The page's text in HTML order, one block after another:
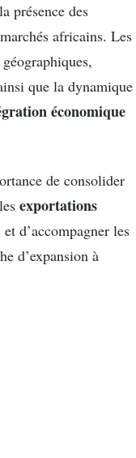
présence des
africains. Les
que la dynamique
économique
de consolider
exportations
d’accompagner les
d’expansion à